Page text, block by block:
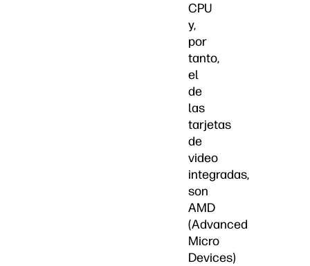
CPU
y,
por
tanto,
el
de
las
tarjetas
de
video
integradas,
son
AMD
(Advanced
Micro
Devices)